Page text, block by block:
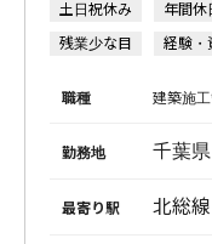
土日祝休み
年間休
残業少な目
経験・
職種 建築施
勤務地 千葉
最寄り駅 北総